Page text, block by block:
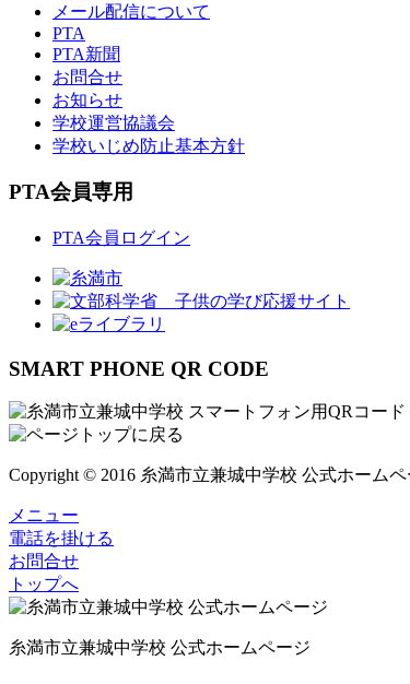
メール配信について
PTA
PTA新聞
お問合せ
お知らせ
学校運営協議会
学校いじめ防止基本方針
PTA会員専用
PTA会員ログイン
SMART PHONE QR CODE
Copyright © 2016 糸満市立兼城中学校 公式ホームペ
メニュー
電話を掛ける
お問合せ
トップへ
糸満市立兼城中学校 公式ホームページ